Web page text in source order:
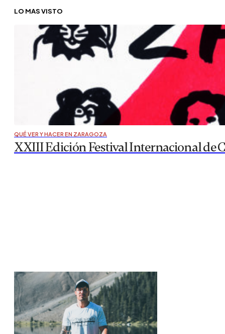
LO MÁS VISTO
QUÉ VER Y HACER EN ZARAGOZA
XXIII Edición Festival Internacional de